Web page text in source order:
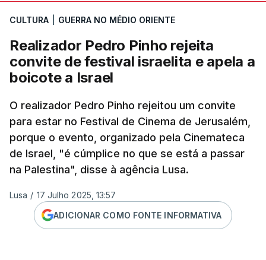
CULTURA GUERRA NO MÉDIO ORIENTE
Realizador Pedro Pinho rejeita
convite de festival israelita e apela a
boicote a Israel
O realizador Pedro Pinho rejeitou um convite
para estar no Festival de Cinema de Jerusalém,
porque o evento, organizado pela Cinemateca
de Israel, "é cúmplice no que se está a passar
na Palestina", disse à agência Lusa.
Lusa / 17 Julho 2025, 13:57
ADICIONAR COMO FONTE INFORMATIVA